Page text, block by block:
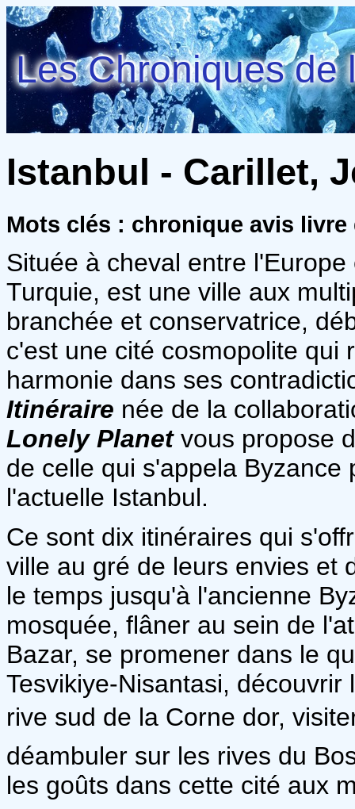
Les Chroniques de
Istanbul - Carillet,
Mots clés : chronique avis
Située à cheval entre
Turquie, est une ville aux
branchée et conservatrice,
c'est une cité cosmopolite qui
harmonie dans ses
Itinéraire née de la
Lonely Planetvous propose
de celle qui s'appela
l'actuelle Istanbul.
Ce sont dix itinéraires qui
ville au gré de leurs envies et
le temps jusqu'à l'ancienne
mosquée, flâner au sein de
Bazar, se promener dans le
Tesvikiye-Nisantasi,
rive sud de la Corne dor,
déambuler sur les rives du
les goûts dans cette cité aux